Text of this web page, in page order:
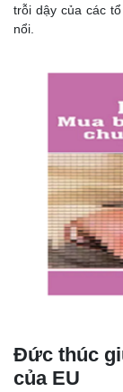
trỗi dậy của các
nổi.
Đức thúc
của EU